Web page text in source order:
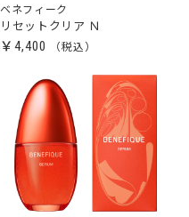
ベネフィーク
リセットクリア Ｎ
￥4,400